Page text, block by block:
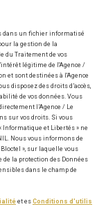
dans un fichier informatisé
la gestion de la
du Traitement de vos
légitime de l'Agence /
et sont destinées à l'Agence
disposez des droits d’accès,
de vos données. Vous
l’Agence / Le
sur vos droits. Si vous
Informatique et Libertés » ne
Nous vous informons de
», sur laquelle vous
de la protection des Données
dans le champ de
et es Conditions d'utilis